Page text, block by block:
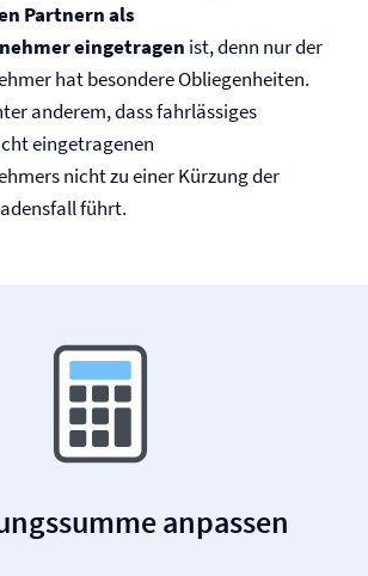
Partnern als
eingetragen ist, denn nur der
hat besondere Obliegenheiten.
anderem, dass fahrlässiges
eingetragenen
nicht zu einer Kürzung der
führt.
anpassen